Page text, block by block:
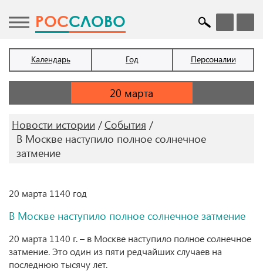
POCСЛОВО
Календарь Год Персоналии
Новости истории
События
В Москве наступило полное солнечное
затмение
20 марта 1140 год
В Москве наступило полное солнечное затмение
20 марта 1140 г. – в Москве наступило полное солнечное
затмение. Это один из пяти редчайших случаев на
последнюю тысячу лет.